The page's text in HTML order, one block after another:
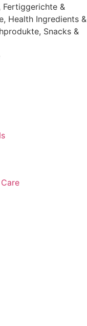
Fertiggerichte &
, Health Ingredients &
, Snacks &